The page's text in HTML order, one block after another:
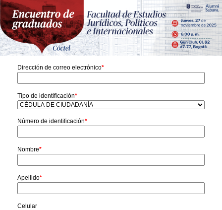
Dirección de correo electrónico*
Tipo de identificación*
Número de identificación*
Nombre*
Apellido*
Celular